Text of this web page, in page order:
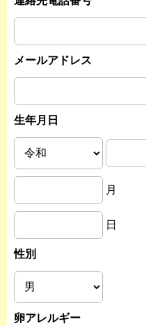
メールアドレス
生年月日
月
日
性別
卵アレルギー